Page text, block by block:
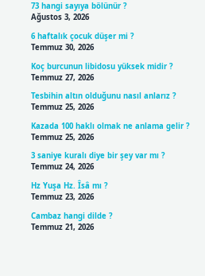
73 hangi sayıya bölünür ?
Ağustos 3, 2026
6 haftalık çocuk düşer mi ?
Temmuz 30, 2026
Koç burcunun libidosu yüksek midir ?
Temmuz 27, 2026
Tesbihin altın olduğunu nasıl anlarız ?
Temmuz 25, 2026
Kazada 100 haklı olmak ne anlama gelir ?
Temmuz 25, 2026
3 saniye kuralı diye bir şey var mı ?
Temmuz 24, 2026
Hz Yuşa Hz. Îsâ mı ?
Temmuz 23, 2026
Cambaz hangi dilde ?
Temmuz 21, 2026